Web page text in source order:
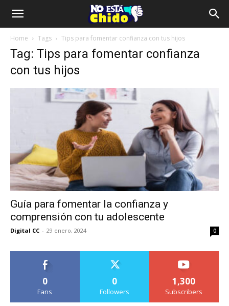
Home Tags Tips para fomentar confianza con tus hijos
Tag: Tips para fomentar confianza
con tus hijos
Guía para fomentar la confianza y
comprensión con tu adolescente
Digital CC - 29 enero, 2024 0
0
Fans
0
Followers
1,300
Subscribers